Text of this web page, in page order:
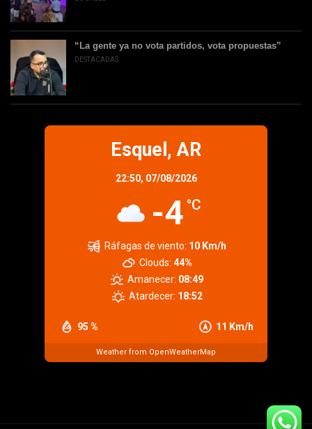
“La gente ya no vota partidos, vota propuestas”
DESTACADAS
Esquel, AR
22:50, 07/08/2026
-4 °C
95 % 11 Km/h
Ráfagas de viento: 10 Km/h
Clouds: 44%
Amanecer: 08:49
Atardecer: 18:52
Weather from OpenWeatherMap